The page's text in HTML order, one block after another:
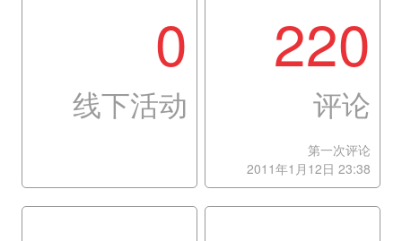
0
线下活动
220
评论
第一次评论
2011年1月12日 23:38